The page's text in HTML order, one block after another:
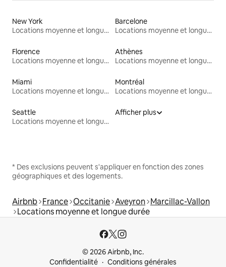
New York
Locations moyenne et longue durée
Barcelone
Locations moyenne et longue durée
Florence
Locations moyenne et longue durée
Athènes
Locations moyenne et longue durée
Miami
Locations moyenne et longue durée
Montréal
Locations moyenne et longue durée
Seattle
Locations moyenne et longue durée
Afficher plus
* Des exclusions peuvent s'appliquer en fonction des zones
géographiques et des logements.
Airbnb France Occitanie Aveyron Marcillac-Vallon
Locations moyenne et longue durée
© 2026 Airbnb, Inc.
Confidentialité
Conditions générales